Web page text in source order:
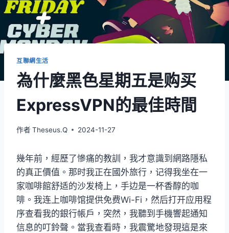
互聯網生活
為什麼黑色星期五是购买
ExpressVPN的最佳時間
作者 Theseus.Q 2024-11-27
幾年前，經歷了慘痛的教訓，我才意識到網路隱私
的真正價值。那时我正在國外旅行，记得我坐在一
家咖啡館舒适的沙发椅上，手边是一杯香醇的咖
啡。我连上咖啡馆提供免费Wi-Fi，然后打开应用程
序查看我的銀行帳戶，突然，我聽到手機響起通知
信息的叮鈴聲。當我查看時，我震驚地發現這是來